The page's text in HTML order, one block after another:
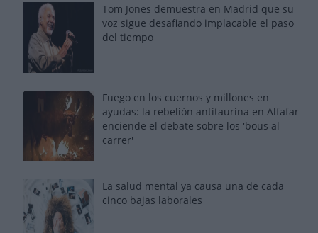
Tom Jones demuestra en Madrid que su
voz sigue desafiando implacable el paso
del tiempo
Fuego en los cuernos y millones en
ayudas: la rebelión antitaurina en Alfafar
enciende el debate sobre los 'bous al
carrer'
La salud mental ya causa una de cada
cinco bajas laborales